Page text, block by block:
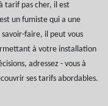
tarif pas cher, il est
un fumiste qui a une
faire, il peut vous
à votre installation
adressez - vous à
ses tarifs abordables.